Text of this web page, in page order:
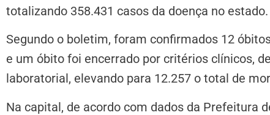
totalizando 358.431 casos da doença no estado.
Segundo o boletim, foram confirmados 12
e um óbito foi encerrado por critérios clínicos,
laboratorial, elevando para 12.257 o total de
Na capital, de acordo com dados da Prefeitura